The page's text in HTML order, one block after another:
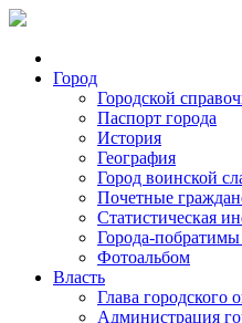
Город
Городской
Паспорт города
История
География
Город воинской
Почетные
Статистическая
Города-побратимы
Фотоальбом
Власть
Глава городского
Администрация